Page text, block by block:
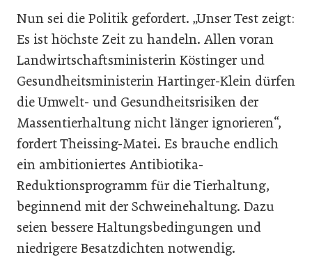
Nun sei die Politik gefordert. „Unser Test zeigt:
Es ist höchste Zeit zu handeln. Allen voran
Landwirtschaftsministerin Köstinger und
Gesundheitsministerin Hartinger-Klein dürfen
die Umwelt- und Gesundheitsrisiken der
Massentierhaltung nicht länger ignorieren“,
fordert Theissing-Matei. Es brauche endlich
ein ambitioniertes Antibiotika-
Reduktionsprogramm für die Tierhaltung,
beginnend mit der Schweinehaltung. Dazu
seien bessere Haltungsbedingungen und
niedrigere Besatzdichten notwendig.